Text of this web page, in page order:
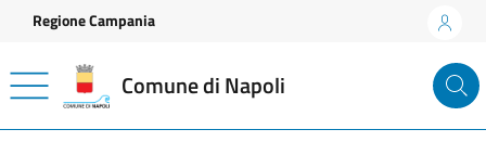
Vai ai contenuti
Vai al footer
Regione Campania
Comune di Napoli